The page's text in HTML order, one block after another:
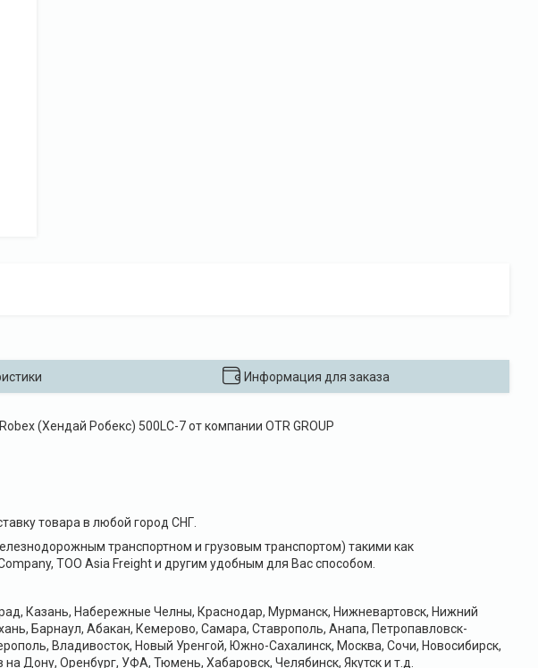
Информация для заказа
(Хендай Робекс) 500LC-7 от компании OTR GROUP
товара в любой город СНГ.
транспортном и грузовым транспортом) такими как
ТОО Asia Freight и другим удобным для Вас способом.
Казань, Набережные Челны, Краснодар, Мурманск, Нижневартовск, Нижний
Барнаул, Абакан, Кемерово, Самара, Ставрополь, Анапа, Петропавловск-
Владивосток, Новый Уренгой, Южно-Сахалинск, Москва, Сочи, Новосибирск,
Дону, Оренбург, УФА, Тюмень, Хабаровск, Челябинск, Якутск и т.д.